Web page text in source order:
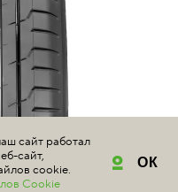
сайт работал
сайт,
cookie.
Cookie
ОК